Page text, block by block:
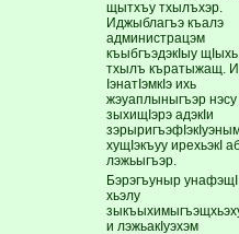
щытхъу тхылъхэр.
Иджыблагъэ къалэ
администрацэм
къыбгъэдэкIыу щIыхь
тхылъ къратыжащ. И
IэнатIэмкIэ ихь
жэуаплыныгъэр нэсу
зыхищIэрэ адэкIи
хущIэкъуу ирехьэкI
лэжьыгъэр.
Бэрэгъуныр унафэщI
хьэлу
и лэжьакIуэхэм